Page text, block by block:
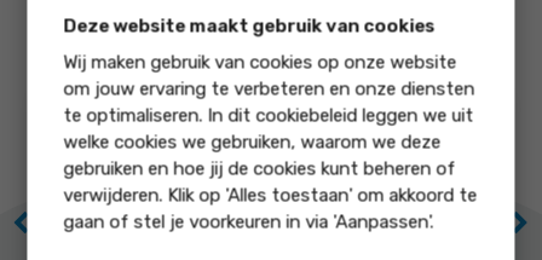
9.1
onze score op
9.3
onze score op
Previous
Deze website maakt gebruik van cookies
Wij maken gebruik van cookies op onze website
om jouw ervaring te verbeteren en onze diensten
te optimaliseren. In dit cookiebeleid leggen we uit
welke cookies we gebruiken, waarom we deze
gebruiken en hoe jij de cookies kunt beheren of
verwijderen. Klik op 'Alles toestaan' om akkoord te
gaan of stel je voorkeuren in via 'Aanpassen'.